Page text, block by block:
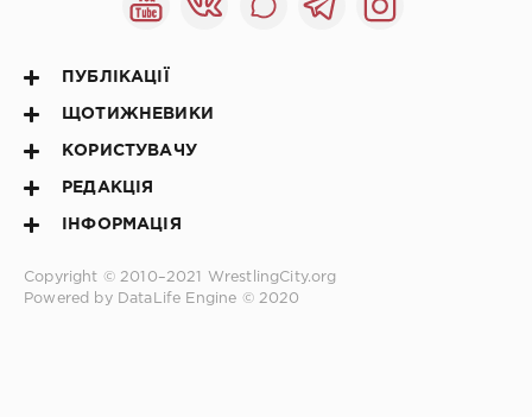
ПУБЛІКАЦІЇ
ЩОТИЖНЕВИКИ
КОРИСТУВАЧУ
РЕДАКЦІЯ
ІНФОРМАЦІЯ
Copyright © 2010–2021
WrestlingCity.org
Powered by DataLife Engine © 2020